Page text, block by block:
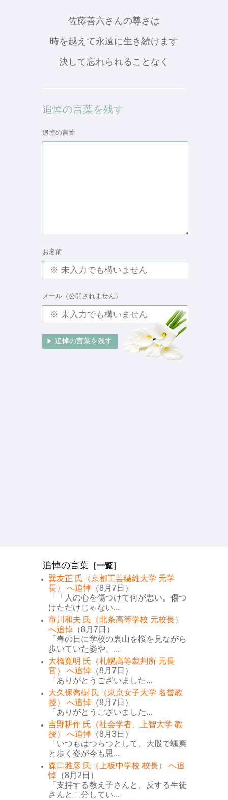
佐藤善六さんの尊さは
時を越えて永遠に生き続けます
決して忘れられることなく
追悼の言葉を残す
追悼の言葉
お名前
メール（公開されません）
追悼の言葉 ［一覧］
巽友正 氏（京都工芸繊維大学 元学
長） へ追悼 （8月7日）
「「人の心を傷つけて何が悪い。傷つ
けただけじゃない...
市川和夫 氏（北条高等学校 元校長）
へ追悼 （8月7日）
「春の日に学校の裏山を桜を見ながら
歩いていた姿や、...
大橋寛明 氏（札幌高等裁判所 元長
官） へ追悼 （8月7日）
「ありがとうございました...
大久保喬樹 氏（東京女子大学 名誉教
授） へ追悼 （8月7日）
「ありがとうございました...
吉野耕作 氏（社会学者、上智大学 教
授） へ追悼 （8月3日）
「いつもはつらつとして、大股で颯爽
と歩く姿が今も思...
森口雅彦 氏（上板中学校 校長） へ追
悼 （8月2日）
「支持する教え子さんと、反する生徒
さんと二分してい...